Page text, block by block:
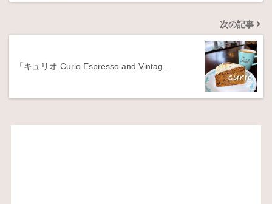
次の記事
「キュリオ Curio Espresso and Vintag…